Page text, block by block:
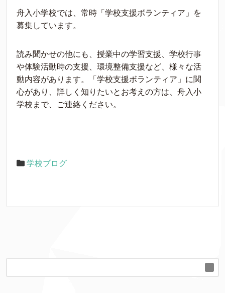
舟入小学校では、常時「学校支援ボランティア」を
募集しています。
読み聞かせの他にも、授業中の学習支援、学校行事
や体験活動時の支援、環境整備支援など、様々な活
動内容があります。「学校支援ボランティア」に関
心があり、詳しく知りたいとお考えの方は、舟入小
学校まで、ご連絡ください。
学校ブログ